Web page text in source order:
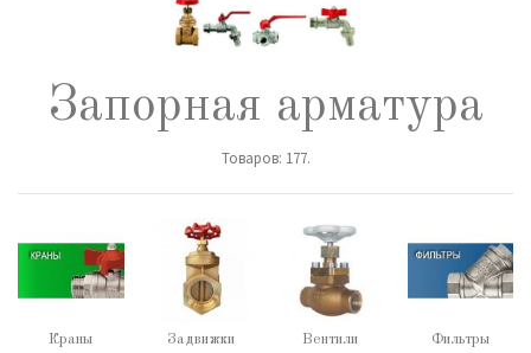
Запорная арматура
Товаров: 177.
Краны
Задвижки Вентили Фильтры